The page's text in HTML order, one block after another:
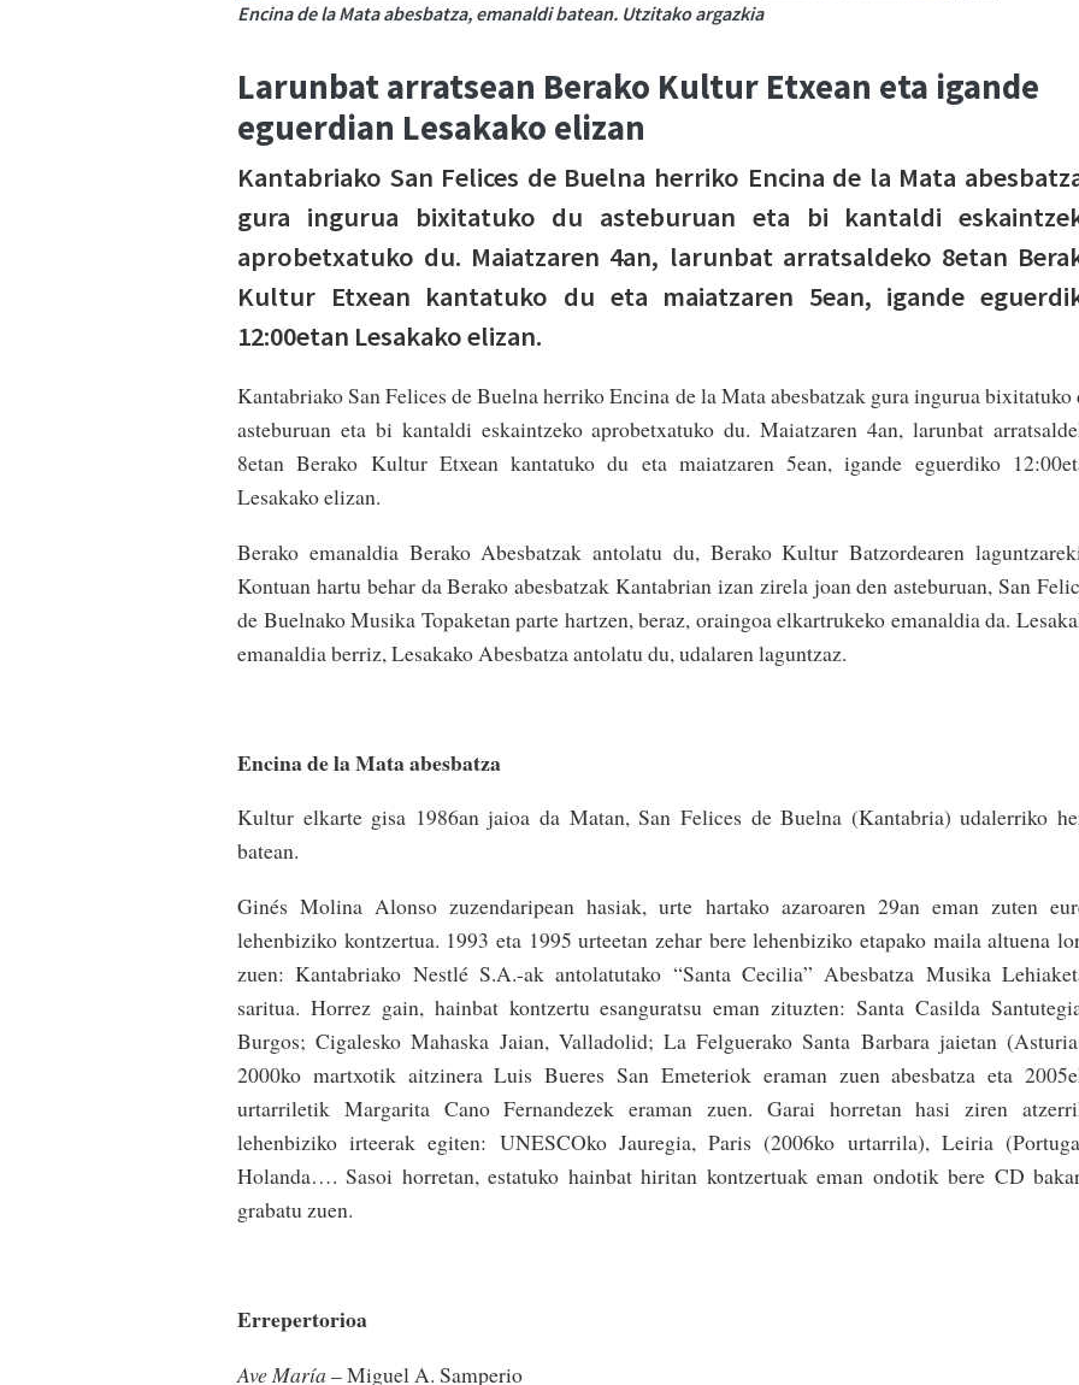
Encina de la Mata abesbatza, emanaldi batean. Utzitako argazkia
Larunbat arratsean Berako Kultur Etxean eta igande
eguerdian Lesakako elizan
Kantabriako San Felices de Buelna herriko Encina de la Mata
gura ingurua bixitatuko du asteburuan eta bi kantaldi
aprobetxatuko du. Maiatzaren 4an, larunbat arratsaldeko 8etan
Kultur Etxean kantatuko du eta maiatzaren 5ean, igande
12:00etan Lesakako elizan.
Kantabriako San Felices de Buelna herriko Encina de la Mata abesbatzak gura ingurua bixitatuko
asteburuan eta bi kantaldi eskaintzeko aprobetxatuko du. Maiatzaren 4an, larunbat
8etan Berako Kultur Etxean kantatuko du eta maiatzaren 5ean, igande eguerdiko
Lesakako elizan.
Berako emanaldia Berako Abesbatzak antolatu du, Berako Kultur Batzordearen
Kontuan hartu behar da Berako abesbatzak Kantabrian izan zirela joan den asteburuan, San
de Buelnako Musika Topaketan parte hartzen, beraz, oraingoa elkartrukeko emanaldia da.
emanaldia berriz, Lesakako Abesbatza antolatu du, udalaren laguntzaz.
Encina de la Mata abesbatza
Kultur elkarte gisa 1986an jaioa da Matan, San Felices de Buelna (Kantabria) udalerriko
batean.
Ginés Molina Alonso zuzendaripean hasiak, urte hartako azaroaren 29an eman zuten
lehenbiziko kontzertua. 1993 eta 1995 urteetan zehar bere lehenbiziko etapako maila altuena
zuen: Kantabriako Nestlé S.A.-ak antolatutako “Santa Cecilia” Abesbatza Musika
saritua. Horrez gain, hainbat kontzertu esanguratsu eman zituzten: Santa Casilda
Burgos; Cigalesko Mahaska Jaian, Valladolid; La Felguerako Santa Barbara jaietan
2000ko martxotik aitzinera Luis Bueres San Emeteriok eraman zuen abesbatza eta
urtarriletik Margarita Cano Fernandezek eraman zuen. Garai horretan hasi ziren
lehenbiziko irteerak egiten: UNESCOko Jauregia, Paris (2006ko urtarrila), Leiria
Holanda…. Sasoi horretan, estatuko hainbat hiritan kontzertuak eman ondotik bere CD
grabatu zuen.
Errepertorioa
Ave María – Miguel A. Samperio